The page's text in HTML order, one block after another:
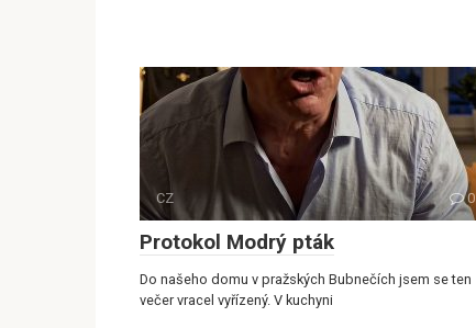
CZ 0
Protokol Modrý pták
Do našeho domu v pražských Bubnečích jsem se ten
večer vracel vyřízený. V kuchyni